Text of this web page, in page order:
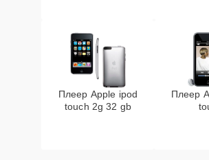
Плеер Apple ipod
touch 2g 32 gb
Плеер